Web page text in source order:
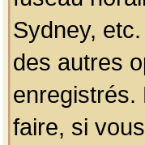
Sydney,
des autres
enregistrés.
faire, si